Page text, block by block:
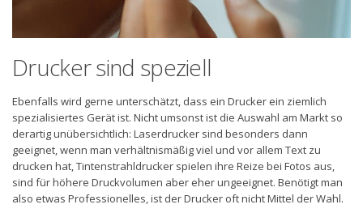
Drucker sind speziell
Ebenfalls wird gerne unterschätzt, dass ein Drucker ein ziemlich
spezialisiertes Gerät ist. Nicht umsonst ist die Auswahl am Markt so
derartig unübersichtlich: Laserdrucker sind besonders dann
geeignet, wenn man verhältnismäßig viel und vor allem Text zu
drucken hat, Tintenstrahldrucker spielen ihre Reize bei Fotos aus,
sind für höhere Druckvolumen aber eher ungeeignet. Benötigt man
also etwas Professionelles, ist der Drucker oft nicht Mittel der Wahl.